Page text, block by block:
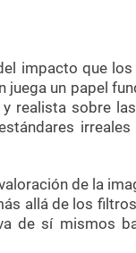
impacto que
juega un papel
realista sobre
de la
allá de los
de sí mismos